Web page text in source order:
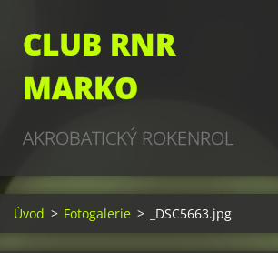
CLUB RNR
MARKO
AKROBATICKÝ ROKENROL
Úvod > Fotogalerie > _DSC5663.jpg